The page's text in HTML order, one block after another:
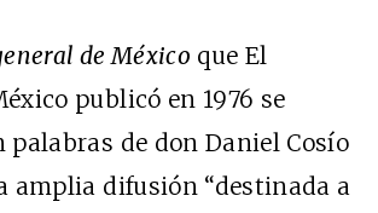
de México que El
publicó en 1976 se
palabras de don Daniel Cosío
amplia difusión “destinada a